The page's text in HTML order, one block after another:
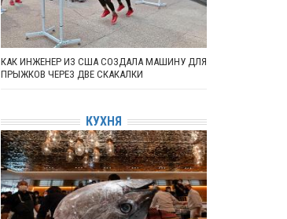
КАК ИНЖЕНЕР ИЗ США СОЗДАЛА МАШИНУ ДЛЯ
ПРЫЖКОВ ЧЕРЕЗ ДВЕ СКАКАЛКИ
КУХНЯ